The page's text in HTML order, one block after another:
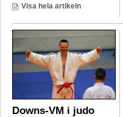
Visa hela artikeln
Downs-VM i judo